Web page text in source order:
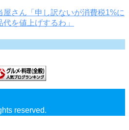
屋さん「申し訳ないが消費税1%に
を値上げするわ」
reserved.